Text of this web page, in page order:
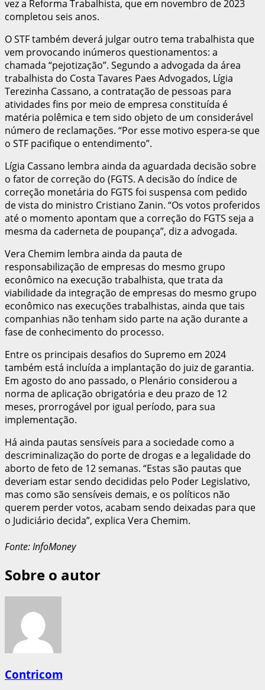
vez a Reforma Trabalhista, que em novembro de 2023
completou seis anos.
O STF também deverá julgar outro tema trabalhista que
vem provocando inúmeros questionamentos: a
chamada “pejotização”. Segundo a advogada da área
trabalhista do Costa Tavares Paes Advogados, Lígia
Terezinha Cassano, a contratação de pessoas para
atividades fins por meio de empresa constituída é
matéria polêmica e tem sido objeto de um considerável
número de reclamações. “Por esse motivo espera-se que
o STF pacifique o entendimento”.
Lígia Cassano lembra ainda da aguardada decisão sobre
o fator de correção do (FGTS. A decisão do índice de
correção monetária do FGTS foi suspensa com pedido
de vista do ministro Cristiano Zanin. “Os votos proferidos
até o momento apontam que a correção do FGTS seja a
mesma da caderneta de poupança”, diz a advogada.
Vera Chemim lembra ainda da pauta de
responsabilização de empresas do mesmo grupo
econômico na execução trabalhista, que trata da
viabilidade da integração de empresas do mesmo grupo
econômico nas execuções trabalhistas, ainda que tais
companhias não tenham sido parte na ação durante a
fase de conhecimento do processo.
Entre os principais desafios do Supremo em 2024
também está incluída a implantação do juiz de garantia.
Em agosto do ano passado, o Plenário considerou a
norma de aplicação obrigatória e deu prazo de 12
meses, prorrogável por igual período, para sua
implementação.
Há ainda pautas sensíveis para a sociedade como a
descriminalização do porte de drogas e a legalidade do
aborto de feto de 12 semanas. “Estas são pautas que
deveriam estar sendo decididas pelo Poder Legislativo,
mas como são sensíveis demais, e os políticos não
querem perder votos, acabam sendo deixadas para que
o Judiciário decida”, explica Vera Chemim.
Fonte: InfoMoney
Sobre o autor
Contricom